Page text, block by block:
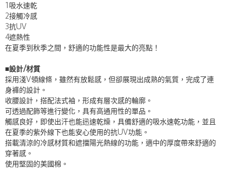
1吸水速乾
2接觸冷感
3抗UV
4遮熱性
在夏季到秋季之間，舒適的功能性是最大的亮點！
■設計/材質
採用淺V領線條，雖然有放鬆感，但卻展現出成熟的氣質，完成了連
身褲的設計。
收腰設計，搭配法式袖，形成有層次感的輪廓。
可透過配飾等進行變化，具有高通用性的單品。
觸感良好，即使出汗也能迅速乾燥，具備舒適的吸水速乾功能，並且
在夏季的紫外線下也能安心使用的抗UV功能。
搭載清涼的冷感材質和遮擋陽光熱線的功能，適中的厚度帶來舒適的
穿著感。
使用堅固的美國棉。